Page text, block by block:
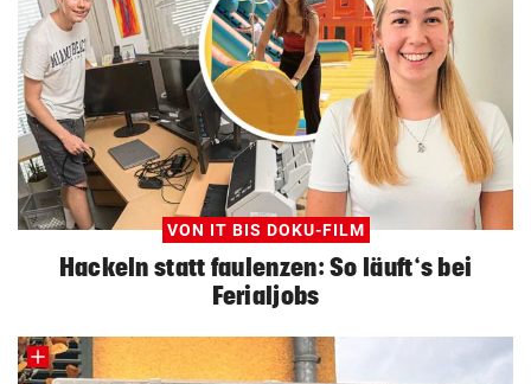
VON IT BIS DOKU-FILM
Hackeln statt faulenzen: So läuft‘s bei
Ferialjobs